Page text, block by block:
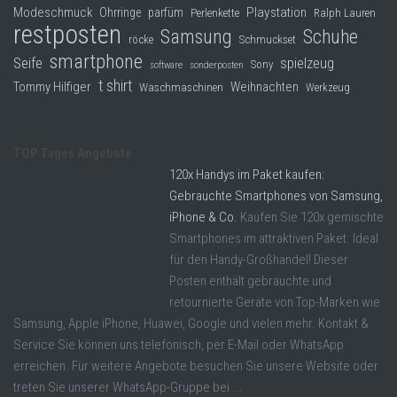
Modeschmuck Ohrringe parfüm Perlenkette Playstation Ralph Lauren
restposten röcke Samsung Schmuckset Schuhe
Seife smartphone software sonderposten Sony spielzeug
Tommy Hilfiger t shirt Waschmaschinen Weihnachten Werkzeug
120x Handys im Paket kaufen:
Gebrauchte Smartphones von Samsung,
iPhone & Co. Kaufen Sie 120x gemischte
Smartphones im attraktiven Paket. Ideal
für den Handy-Großhandel! Dieser
Posten enthält gebrauchte und
retournierte Geräte von Top-Marken wie
Samsung, Apple iPhone, Huawei, Google und vielen mehr. Kontakt &
Service Sie können uns telefonisch, per E-Mail oder WhatsApp
erreichen. Für weitere Angebote besuchen Sie unsere Website oder
treten Sie unserer WhatsApp-Gruppe bei ...